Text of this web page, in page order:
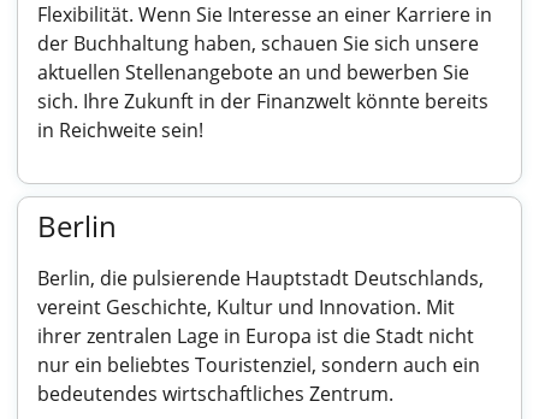
Flexibilität. Wenn Sie Interesse an einer Karriere in
der Buchhaltung haben, schauen Sie sich unsere
aktuellen Stellenangebote an und bewerben Sie
sich. Ihre Zukunft in der Finanzwelt könnte bereits
in Reichweite sein!
Berlin
Berlin, die pulsierende Hauptstadt Deutschlands,
vereint Geschichte, Kultur und Innovation. Mit
ihrer zentralen Lage in Europa ist die Stadt nicht
nur ein beliebtes Touristenziel, sondern auch ein
bedeutendes wirtschaftliches Zentrum.